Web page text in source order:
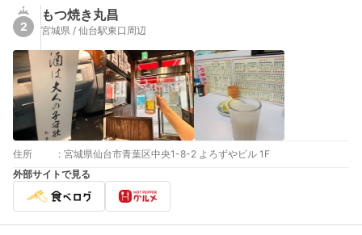
2
もつ焼き丸昌
宮城県 / 仙台駅東口周辺
住所 : 宮城県仙台市青葉区中央1-8-2 よろずやビル 1F
外部サイトで見る